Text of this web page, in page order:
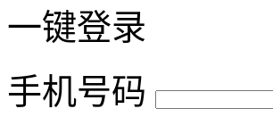
一键登录
手机号码